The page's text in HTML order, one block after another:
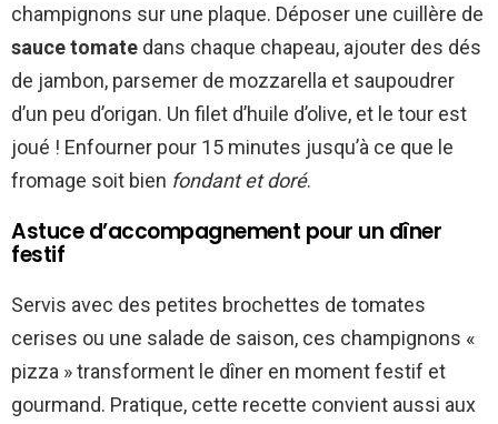
champignons sur une plaque. Déposer une cuillère de
sauce tomate dans chaque chapeau, ajouter des dés
de jambon, parsemer de mozzarella et saupoudrer
d’un peu d’origan. Un filet d’huile d’olive, et le tour est
joué ! Enfourner pour 15 minutes jusqu’à ce que le
fromage soit bien fondant et doré.
Astuce d’accompagnement pour un dîner
festif
Servis avec des petites brochettes de tomates
cerises ou une salade de saison, ces champignons «
pizza » transforment le dîner en moment festif et
gourmand. Pratique, cette recette convient aussi aux